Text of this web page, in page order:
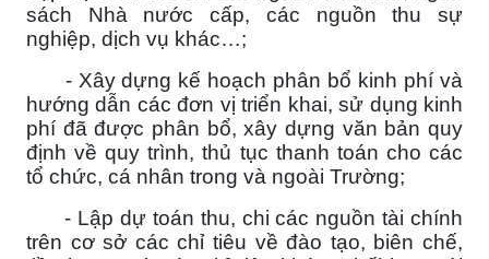
sách Nhà nước cấp, các nguồn thu sự
nghiệp, dịch vụ khác…;
- Xây dựng kế hoạch phân bổ kinh phí và
hướng dẫn các đơn vị triển khai, sử dụng kinh
phí đã được phân bổ, xây dựng văn bản quy
định về quy trình, thủ tục thanh toán cho các
tổ chức, cá nhân trong và ngoài Trường;
- Lập dự toán thu, chi các nguồn tài chính
trên cơ sở các chỉ tiêu về đào tạo, biên chế,